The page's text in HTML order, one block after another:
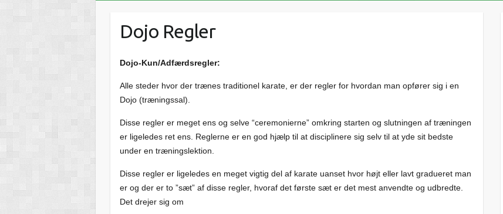
Dojo Regler
Dojo-Kun/Adfærdsregler:
Alle steder hvor der trænes traditionel karate, er der regler for hvordan man opfører sig i en
Dojo (træningssal).
Disse regler er meget ens og selve “ceremonierne” omkring starten og slutningen af træningen
er ligeledes ret ens. Reglerne er en god hjælp til at disciplinere sig selv til at yde sit bedste
under en træningslektion.
Disse regler er ligeledes en meget vigtig del af karate uanset hvor højt eller lavt gradueret man
er og der er to ”sæt” af disse regler, hvoraf det første sæt er det mest anvendte og udbredte.
Det drejer sig om